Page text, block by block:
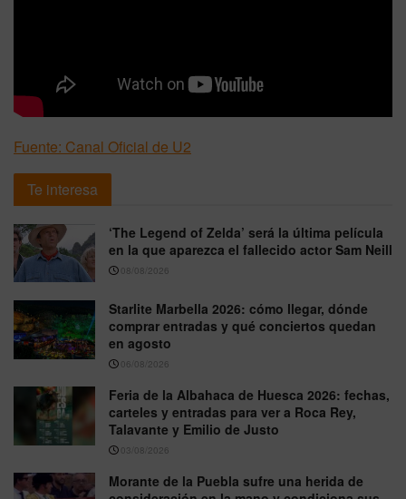
Fuente: Canal Oficial de U2
Te interesa
‘The Legend of Zelda’ será la última película
en la que aparezca el fallecido actor Sam Neill
08/08/2026
Starlite Marbella 2026: cómo llegar, dónde
comprar entradas y qué conciertos quedan
en agosto
06/08/2026
Feria de la Albahaca de Huesca 2026: fechas,
carteles y entradas para ver a Roca Rey,
Talavante y Emilio de Justo
03/08/2026
Morante de la Puebla sufre una herida de